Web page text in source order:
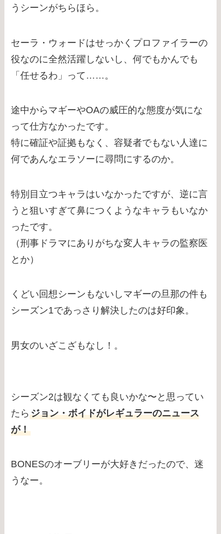
うシーンがちらほら。
セーラ・ウォードはせっかくプロファイラーの
役なのに全然活躍しないし、何でもかんでも
「任せるわ」って……。
途中からマギーやOAの威圧的な態度が気にな
って仕方なかったです。
特に確証や証拠もなく、容疑者でもない人達に
何であんなエラソーに尋問にするのか。
特別目立つキャラはいなかったですが、逆に言
うと狙いすぎて鼻につくようなキャラもいなか
ったです。
（刑事ドラマにありがちな変人キャラの監察医
とか）
くどい回想シーンもないしマギーの旦那の件も
シーズン1であっさり解決したのは好印象。
男女のいざこざもなし！。
シーズン2は観なくても良いかな〜と思ってい
たらジョン・ボイドがレギュラーのニュース
が！
BONESのオーブリーが大好きだったので、迷
うなー。